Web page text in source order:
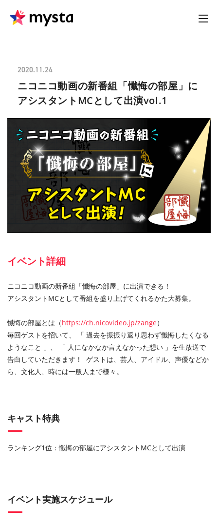
2020.11.24
ニコニコ動画の新番組「懺悔の部屋」に
アシスタントMCとして出演vol.1
イベント詳細
ニコニコ動画の新番組「懺悔の部屋」に出演できる！
アシスタントMCとして番組を盛り上げてくれるかた大募集。
懺悔の部屋とは（https://ch.nicovideo.jp/zange）
毎回ゲストを招いて、 「 過去を振振り返り思わず懺悔したくなる
ようなこと 」、 「 人になかなか言えなかった想い 」を生放送で
告白していただきます！
ゲストは、芸人、アイドル、声優などか
ら、文化人、時には一般人まで様々。
キャスト特典
ランキング1位：懺悔の部屋にアシスタント MCとして出演
イベント実施スケジュール